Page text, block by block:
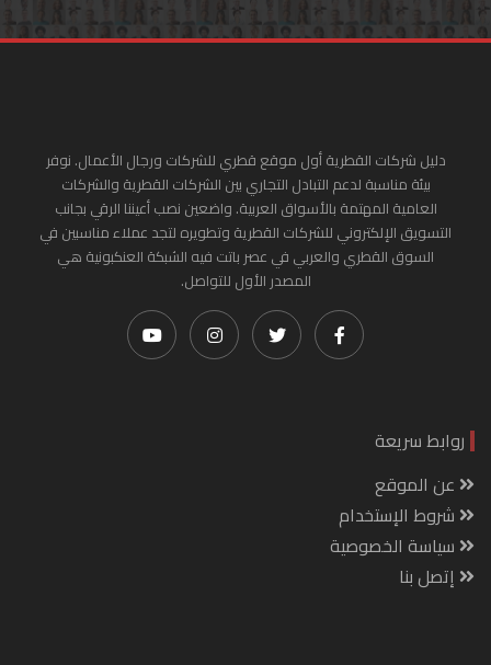
دليل شركات القطرية أول موقع قطري للشركات ورجال الأعمال. نوفر
بيئة مناسبة لدعم التبادل التجاري بين الشركات القطرية والشركات
العامية المهتمة بالأسواق العربية. واضعين نصب أعيننا الرقي بجانب
التسويق الإلكتروني للشركات القطرية وتطويره لتجد عملاء مناسبين في
السوق القطري والعربي في عصر باتت فيه الشبكة العنكبونية هي
المصدر الأول للتواصل.
روابط سريعة
عن الموقع
شروط الإستخدام
سياسة الخصوصية
إتصل بنا